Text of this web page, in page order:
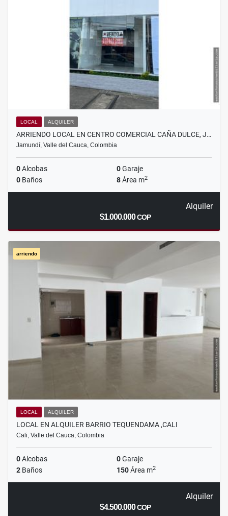
LOCAL ALQUILER
ARRIENDO LOCAL EN CENTRO COMERCIAL CAÑA DULCE, J…
Jamundí, Valle del Cauca, Colombia
0Alcobas 0Garaje
0 Baños 8Área m2
Alquiler
$1.000.000COP
arriendo
LOCAL ALQUILER
LOCAL EN ALQUILER BARRIO TEQUENDAMA ,CALI
Cali, Valle del Cauca, Colombia
0Alcobas 0Garaje
2 Baños 150Área m2
Alquiler
$4.500.000COP